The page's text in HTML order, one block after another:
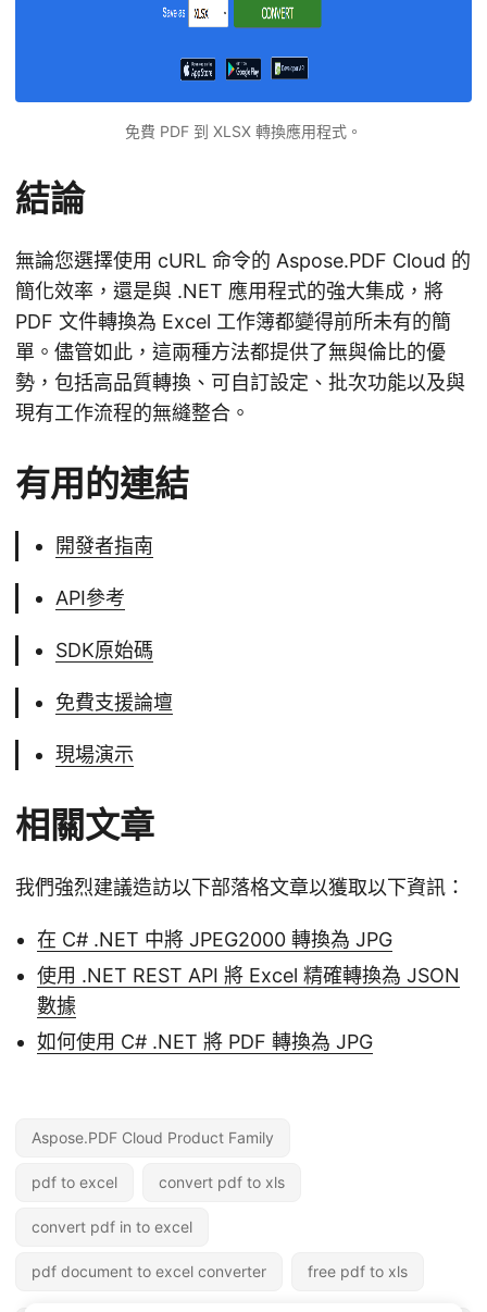
免費 PDF 到 XLSX 轉換應用程式。
結論
無論您選擇使用 cURL 命令的 Aspose.PDF Cloud 的
簡化效率，還是與 .NET 應用程式的強大集成，將
PDF 文件轉換為 Excel 工作簿都變得前所未有的簡
單。儘管如此，這兩種方法都提供了無與倫比的優
勢，包括高品質轉換、可自訂設定、批次功能以及與
現有工作流程的無縫整合。
有用的連結
開發者指南
API參考
SDK原始碼
免費支援論壇
現場演示
相關文章
我們強烈建議造訪以下部落格文章以獲取以下資訊：
在 C# .NET 中將 JPEG2000 轉換為 JPG
使用 .NET REST API 將 Excel 精確轉換為 JSON
數據
如何使用 C# .NET 將 PDF 轉換為 JPG
Aspose.PDF Cloud Product Family
pdf to excel convert pdf to xls
convert pdf in to excel
pdf document to excel converter free pdf to xls